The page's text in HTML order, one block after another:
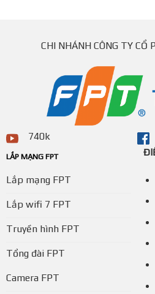
CHI NHÁNH CÔNG TY CỔ
740k
LẮP MẠNG FPT
Lắp mạng FPT
Lắp wifi 7 FPT
Truyền hình FPT
Tổng đài FPT
Camera FPT